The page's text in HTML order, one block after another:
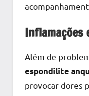
Inflamações
Além de
espondilite
provocar dores